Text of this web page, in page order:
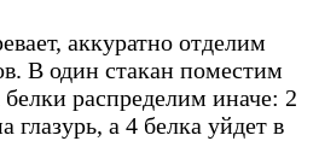
аккуратно отделим
В один стакан поместим
белки распределим иначе: 2
глазурь, а 4 белка уйдет в